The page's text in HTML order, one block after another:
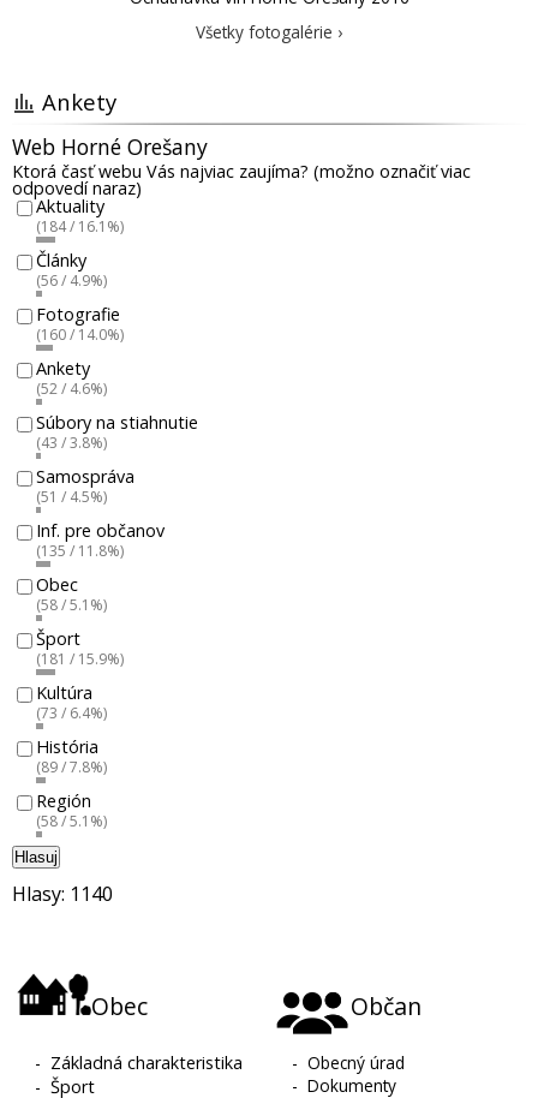
Všetky fotogalérie ›
Ankety
Web Horné Orešany
Ktorá časť webu Vás najviac zaujíma? (možno označiť viac
odpovedí naraz)
Aktuality
(184 / 16.1%)
Články
(56 / 4.9%)
Fotografie
(160 / 14.0%)
Ankety
(52 / 4.6%)
Súbory na stiahnutie
(43 / 3.8%)
Samospráva
(51 / 4.5%)
Inf. pre občanov
(135 / 11.8%)
Obec
(58 / 5.1%)
Šport
(181 / 15.9%)
Kultúra
(73 / 6.4%)
História
(89 / 7.8%)
Región
(58 / 5.1%)
Hlasuj
Hlasy: 1140
Obec
- Základná charakteristika
-Šport
Občan
-Obecný úrad
-Dokumenty